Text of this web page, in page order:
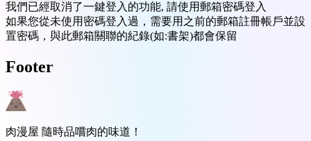
我們已經取消了一鍵登入 的功能, 請使用郵箱密碼登入
如果您從未使用密碼登入過，需要用之前的郵箱註冊帳戶並設
置密碼，與此郵箱關聯的紀錄(如:書架)都會保留
Footer
肉漫屋 隨時品嚐肉的味道！